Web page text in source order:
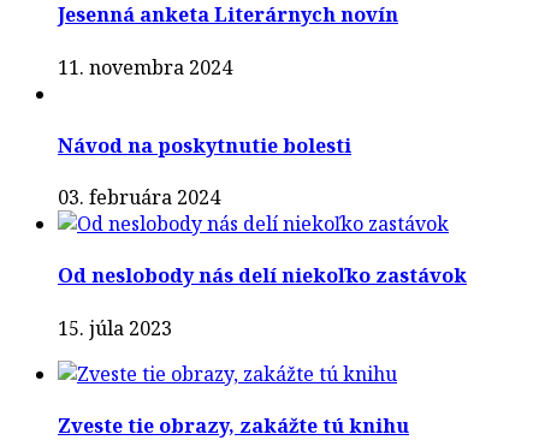
Jesenná anketa Literárnych novín
11. novembra 2024
Návod na poskytnutie bolesti
03. februára 2024
Od neslobody nás delí niekoľko zastávok
15. júla 2023
Zveste tie obrazy, zakážte tú knihu